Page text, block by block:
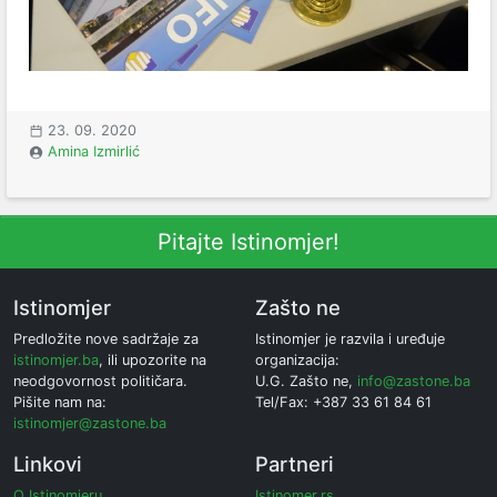
23. 09. 2020
Amina Izmirlić
Pitajte Istinomjer!
Istinomjer
Predložite nove sadržaje za
istinomjer.ba, ili upozorite na
neodgovornost političara.
Pišite nam na:
istinomjer@zastone.ba
Zašto ne
Istinomjer je razvila i uređuje
organizacija:
U.G. Zašto ne, info@zastone.ba
Tel/Fax: +387 33 61 84 61
Linkovi Partneri